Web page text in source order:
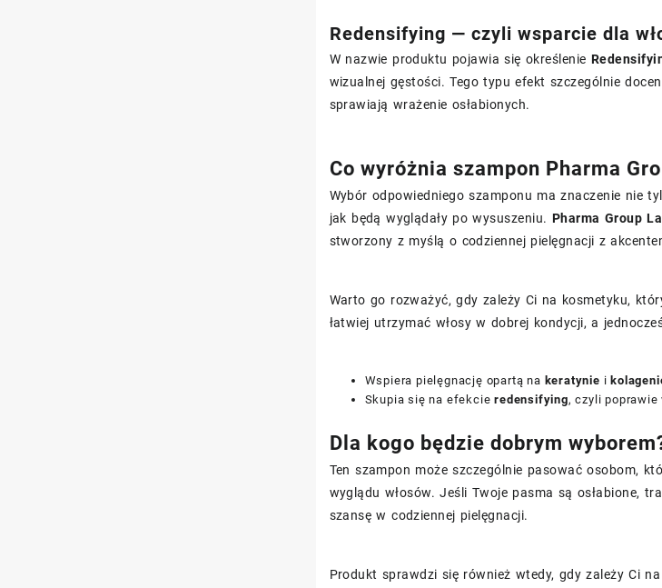
Redensifying — czyli wsparcie dla
W nazwie produktu pojawia się określenie
wizualnej gęstości. Tego typu efekt szczególnie
sprawiają wrażenie osłabionych.
Co wyróżnia szampon Pharma
Wybór odpowiedniego szamponu ma znaczenie nie
jak będą wyglądały po wysuszeniu. Pharma Group
stworzony z myślą o codziennej pielęgnacji z
Warto go rozważyć, gdy zależy Ci na kosmetyku,
łatwiej utrzymać włosy w dobrej kondycji, a
Wspiera pielęgnację opartą na keratynie i
Skupia się na efekcieredensifying, czyli
Dla kogo będzie dobrym
Ten szampon może szczególnie pasować osobom,
wyglądu włosów. Jeśli Twoje pasma są osłabione,
szansę w codziennej pielęgnacji.
Produkt sprawdzi się również wtedy, gdy zależy Ci